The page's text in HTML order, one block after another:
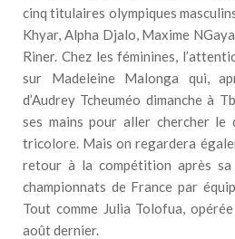
cinq titulaires olympiques
Khyar, Alpha Djalo, Maxime
Riner. Chez les féminines,
sur Madeleine Malonga qui,
d’Audrey Tcheuméo dimanche à
ses mains pour aller chercher le
tricolore. Mais on regardera
retour à la compétition après sa
championnats de France par
Tout comme Julia Tolofua,
août dernier.